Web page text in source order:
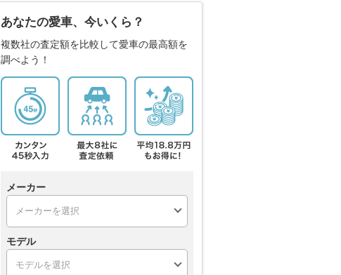
あなたの愛車、今いくら？
複数社の査定額を比較して愛車の最高額を
調べよう！
メーカー
モデル